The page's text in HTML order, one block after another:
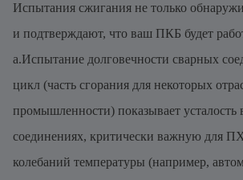
Испытания сжигания не только
и подтверждают, что ваш ПКБ будет
a.Испытание долговечности сварных
цикл (часть сгорания для некоторых
промышленности) показывает усталость
соединениях, критически важную для
колебаний температуры (например,